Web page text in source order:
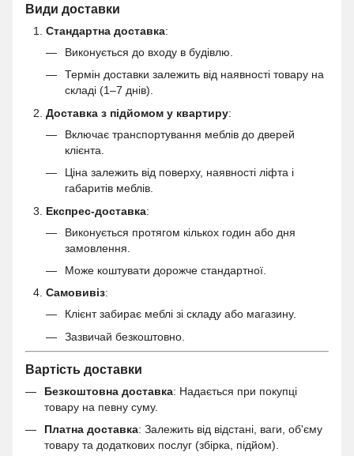
Види доставки
Стандартна доставка:
Виконується до входу в будівлю.
Термін доставки залежить від наявності товару на
складі (1–7 днів).
Доставка з підйомом у квартиру:
Включає транспортування меблів до дверей
клієнта.
Ціна залежить від поверху, наявності ліфта і
габаритів меблів.
Експрес-доставка:
Виконується протягом кількох годин або дня
замовлення.
Може коштувати дорожче стандартної.
Самовивіз:
Клієнт забирає меблі зі складу або магазину.
Зазвичай безкоштовно.
Вартість доставки
Безкоштовна доставка: Надається при покупці
товару на певну суму.
Платна доставка: Залежить від відстані, ваги, об'єму
товару та додаткових послуг (збірка, підйом).